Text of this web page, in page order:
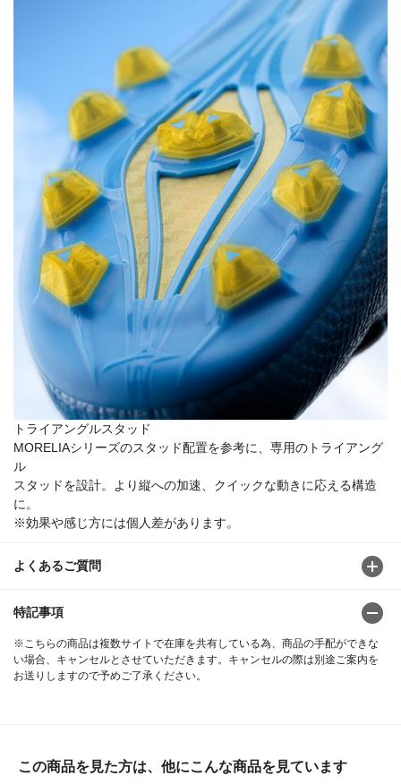
トライアングルスタッド
MORELIAシリーズのスタッド配置を参考に、専用のトライアング
ル
スタッドを設計。より縦への加速、クイックな動きに応える構造
に。
※効果や感じ方には個人差があります。
よくあるご質問
特記事項
※こちらの商品は複数サイトで在庫を共有している為、商品の手配ができな
い場合、キャンセルとさせていただきます。キャンセルの際は別途ご案内を
お送りしますので予めご了承ください。
この商品を見た方は、他にこんな商品を見ています